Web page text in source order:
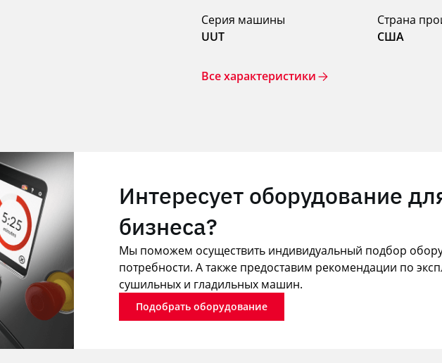
Серия машины
UUT
Страна
США
Все характеристики
Интересует оборудование
бизнеса?
Мы поможем осуществить индивидуальный подбор
потребности. А также предоставим рекомендации по
сушильных и гладильных машин.
Подобрать оборудование